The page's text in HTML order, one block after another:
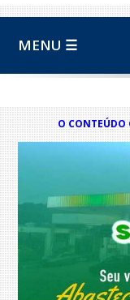
MENU ☰
O CONTEÚDO